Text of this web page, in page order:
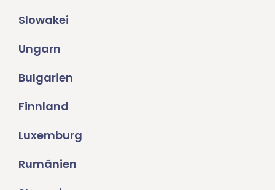
Slowakei
Ungarn
Bulgarien
Finnland
Luxemburg
Rumänien